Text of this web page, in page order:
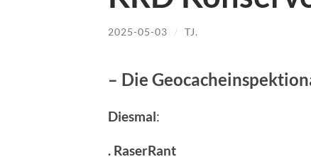
2025-05-03 / TJ.
– Die
Diesmal:
. RaserRant